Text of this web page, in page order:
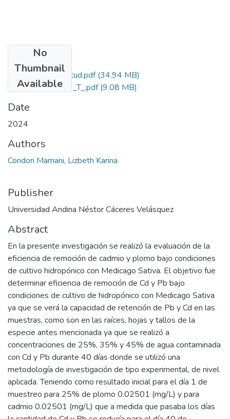
No
Thumbnail
Available
Grado de Similitud.pdf(34.94 MB)
T036_74120353_T_.pdf(9.08 MB)
Date
2024
Authors
Condori Mamani, Lizbeth Karina
Publisher
Universidad Andina Néstor Cáceres Velásquez
Abstract
En la presente investigación se realizó la evaluación de la
eficiencia de remoción de cadmio y plomo bajo condiciones
de cultivo hidropónico con Medicago Sativa. El objetivo fue
determinar eficiencia de remoción de Cd y Pb bajo
condiciones de cultivo de hidropónico con Medicago Sativa
ya que se verá la capacidad de retención de Pb y Cd en las
muestras, como son en las raíces, hojas y tallos de la
especie antes mencionada ya que se realizó a
concentraciones de 25%, 35% y 45% de agua contaminada
con Cd y Pb durante 40 días donde se utilizó una
metodología de investigación de tipo experimental, de nivel
aplicada. Teniendo como resultado inicial para el día 1 de
muestreo para 25% de plomo 0.02501 (mg/L) y para
cadmio 0.02501 (mg/L) que a medida que pasaba los días